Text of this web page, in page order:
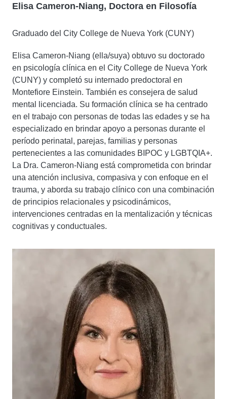
Elisa Cameron-Niang, Doctora en Filosofía
Graduado del City College de Nueva York (CUNY)
Elisa Cameron-Niang (ella/suya) obtuvo su doctorado
en psicología clínica en el City College de Nueva York
(CUNY) y completó su internado predoctoral en
Montefiore Einstein. También es consejera de salud
mental licenciada. Su formación clínica se ha centrado
en el trabajo con personas de todas las edades y se ha
especializado en brindar apoyo a personas durante el
período perinatal, parejas, familias y personas
pertenecientes a las comunidades BIPOC y LGBTQIA+.
La Dra. Cameron-Niang está comprometida con brindar
una atención inclusiva, compasiva y con enfoque en el
trauma, y ​​aborda su trabajo clínico con una combinación
de principios relacionales y psicodinámicos,
intervenciones centradas en la mentalización y técnicas
cognitivas y conductuales.